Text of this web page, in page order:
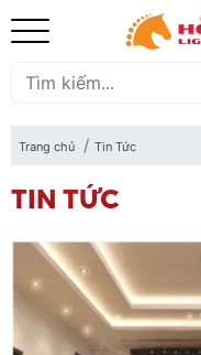
Trang chủ Tin Tức
TIN TỨC